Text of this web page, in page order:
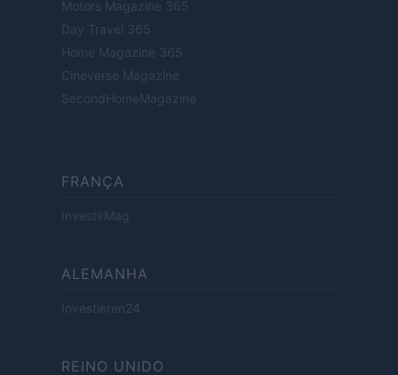
Motors Magazine 365
Day Travel 365
Home Magazine 365
Cineverse Magazine
SecondHomeMagazine
FRANÇA
InvestirMag
ALEMANHA
Investieren24
REINO UNIDO